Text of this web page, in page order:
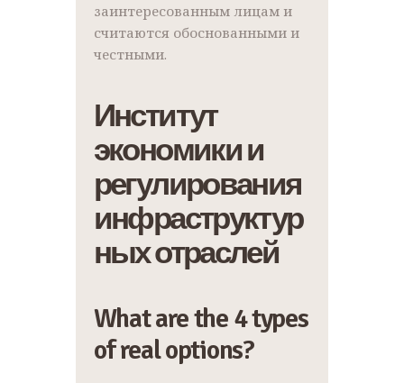
заинтересованным лицам и
считаются обоснованными и
честными.
Институт
экономики и
регулирования
инфраструктур
ных отраслей
What are the 4 types
of real options?